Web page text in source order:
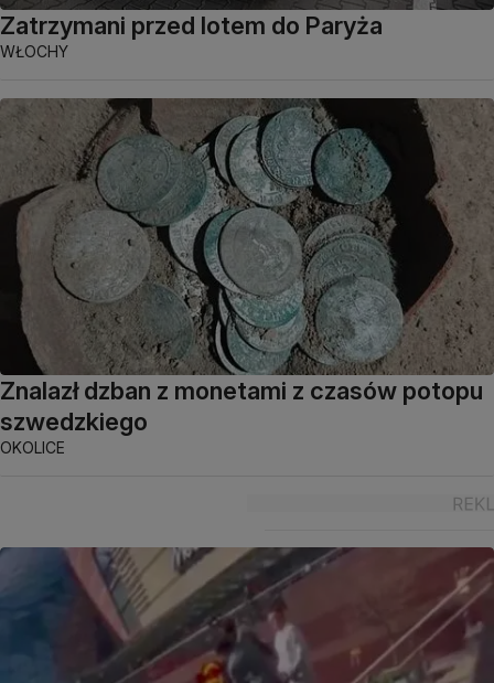
Zatrzymani przed lotem do Paryża
WŁOCHY
Znalazł dzban z monetami z czasów potopu
szwedzkiego
OKOLICE